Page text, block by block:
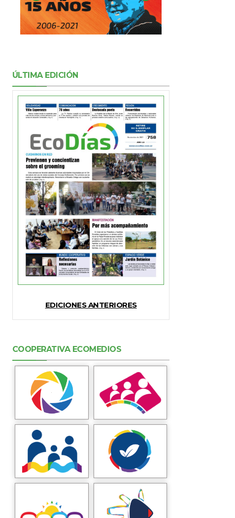
ÚLTIMA EDICIÓN
EDICIONES ANTERIORES
COOPERATIVA ECOMEDIOS